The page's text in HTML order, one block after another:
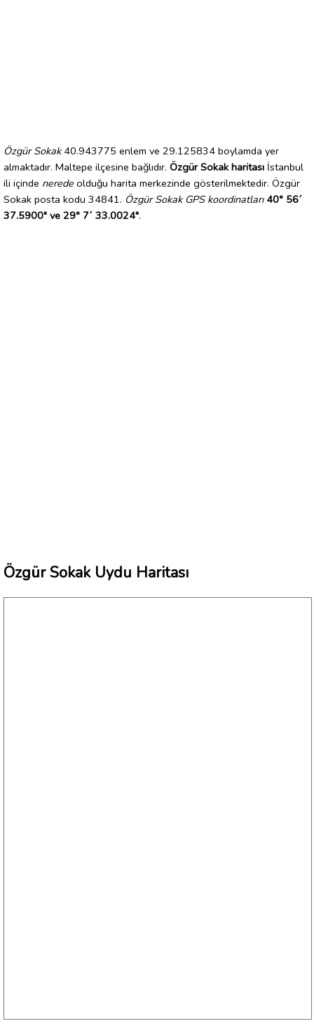
Özgür Sokak40.943775 enlem ve 29.125834 boylamda yer
almaktadır. Maltepe ilçesine bağlıdır. Özgür Sokak haritası İstanbul
ili içinde nerede olduğu harita merkezinde gösterilmektedir. Özgür
Sokak posta kodu 34841. Özgür Sokak GPS koordinatları 40° 56´
37.5900" ve 29° 7´ 33.0024".
Özgür Sokak Uydu Haritası